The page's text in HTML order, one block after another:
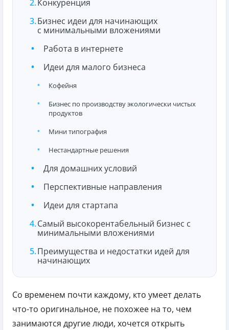
Конкуренция
Бизнес идеи для начинающих
с минимальными вложениями
Работа в интернете
Идеи для малого бизнеса
Кофейня
Бизнес по производству экологически чистых
продуктов
Мини типография
Нестандартные решения
Для домашних условий
Перспективные направления
Идеи для стартапа
Самый высокорентабельный бизнес с
минимальными вложениями
Преимущества и недостатки идей для
начинающих
Со временем почти каждому, кто умеет делать
что-то оригинальное, не похожее на то, чем
занимаются другие люди, хочется открыть